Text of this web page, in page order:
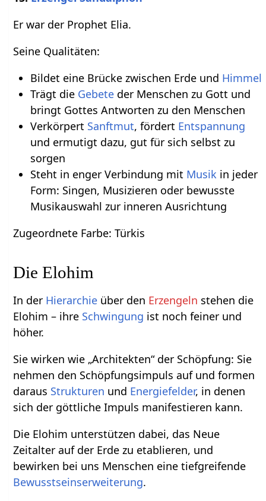
Er war der Prophet Elia.
Seine Qualitäten:
Bildet eine Brücke zwischen Erde und Himmel
Trägt die Gebeteder Menschen zu Gott und
bringt Gottes Antworten zu den Menschen
Verkörpert Sanftmut, fördert Entspannung
und ermutigt dazu, gut für sich selbst zu
sorgen
Steht in enger Verbindung mit Musikin jeder
Form: Singen, Musizieren oder bewusste
Musikauswahl zur inneren Ausrichtung
Zugeordnete Farbe: Türkis
Die Elohim
In der Hierarchie über den Erzengeln stehen die
Elohim – ihre Schwingung ist noch feiner und
höher.
Sie wirken wie „Architekten“ der Schöpfung: Sie
nehmen den Schöpfungsimpuls auf und formen
daraus Strukturen und Energiefelder, in denen
sich der göttliche Impuls manifestieren kann.
Die Elohim unterstützen dabei, das Neue
Zeitalter auf der Erde zu etablieren, und
bewirken bei uns Menschen eine tiefgreifende
Bewusstseinserweiterung.